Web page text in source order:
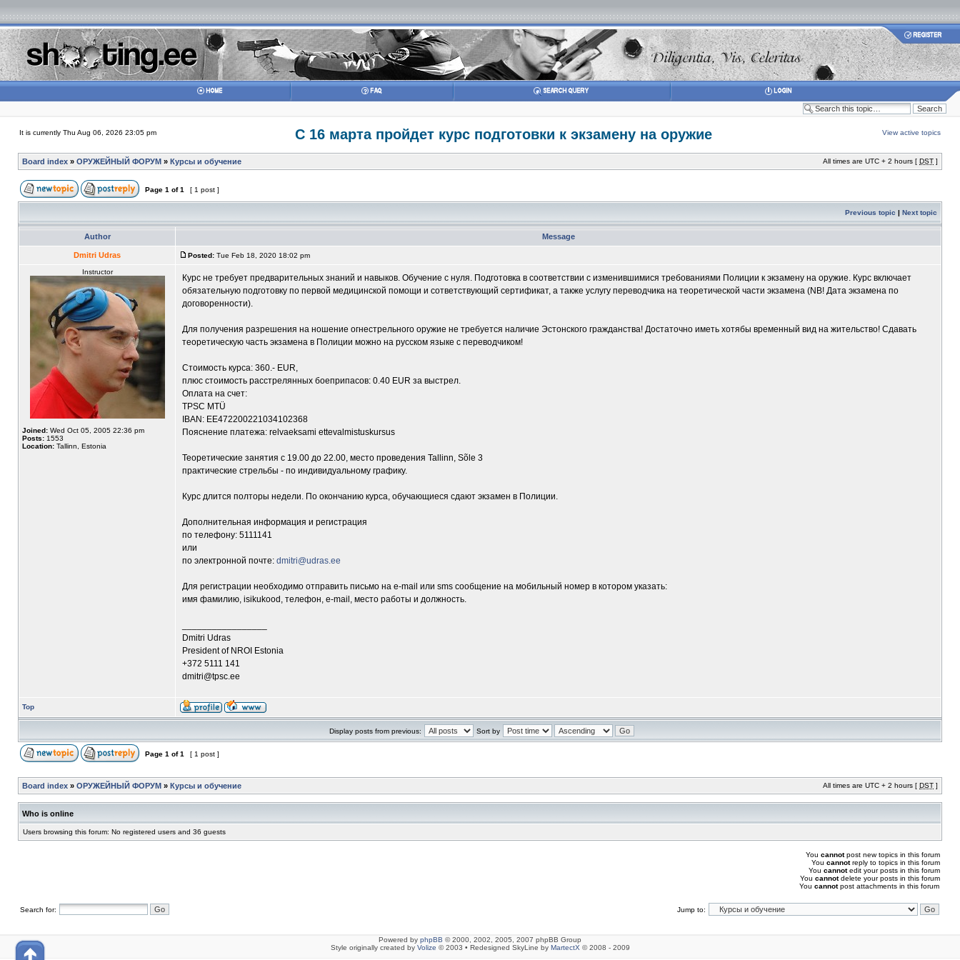
It is currently Thu Aug 06, 2026 23:05 pm С 16 марта пройдет курс подготовки к экзамену на оружие View active topics
Board index » ОРУЖЕЙНЫЙ ФОРУМ » Курсы и обучение All times are UTC + 2 hours [ DST ]
Page 1 of1 [ 1 post ]
Previous topic | Next topic
Author Message
Dmitri Udras Posted: Tue Feb 18, 2020 18:02 pm
Instructor
Joined: Wed Oct 05, 2005 22:36 pm
Posts: 1553
Location: Tallinn, Estonia
Курс не требует предварительных знаний и навыков. Обучение с нуля. Подготовка в соответствии с изменившимися требованиями Полиции к экзамену на оружие. Курс включает
обязательную подготовку по первой медицинской помощи и сответствующий сертификат, а также услугу переводчика на теоретической части экзамена (NB! Дата экзамена по
договоренности).
Для получения разрешения на ношение огнестрельного оружие не требуется наличие Эстонского гражданства! Достаточно иметь хотябы временный вид на жительство! Сдавать
теоретическую часть экзамена в Полиции можно на русском языке с переводчиком!
Стоимость курса: 360.- EUR,
плюс стоимость расстрелянных боеприпасов: 0.40 EUR за выстрел.
Оплата на счет:
TPSC MTÜ
IBAN: EE472200221034102368
Пояснение платежа: relvaeksami ettevalmistuskursus
Теоретические занятия с 19.00 до 22.00, место проведения Tallinn, Sõle 3
практические стрельбы - по индивидуальному графику.
Курс длится полторы недели. По окончанию курса, обучающиеся сдают экзамен в Полиции.
Дополнительная информация и регистрация
по телефону: 5111141
или
по электронной почте: dmitri@udras.ee
Для регистрации необходимо отправить письмо на e-mail или sms сообщение на мобильный номер в котором указать:
имя фамилию, isikukood, телефон, e-mail, место работы и должность.
Dmitri Udras
President of NROI Estonia
+372 5111 141
dmitri@tpsc.ee
Top
Display posts from previous: Sort by
Page 1 of1 [ 1 post ]
Board index » ОРУЖЕЙНЫЙ ФОРУМ » Курсы и обучение All times are UTC + 2 hours [ DST ]
Who is online
Users browsing this forum: No registered users and 36 guests
You cannotpost new topics in this forum
You cannotreply to topics in this forum
You cannotedit your posts in this forum
You cannotdelete your posts in this forum
You cannotpost attachments in this forum
Search for: Jump to:
Powered by phpBB © 2000, 2002, 2005, 2007 phpBB Group
Style originally created by Volize © 2003 • Redesigned SkyLine by MartectX © 2008 - 2009